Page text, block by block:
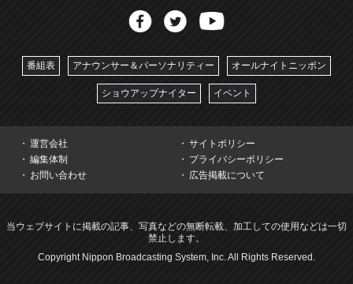
番組表 アナウンサー＆パーソナリティー オールナイトニッポン
ショウアップナイター イベント
運営会社
サイトポリシー
編集体制
プライバシーポリシー
お問い合わせ
広告掲載について
当ウェブサイトに掲載の記事、写真などの無断転載、加工しての使用などは一切
禁止します。
Copyright Nippon Broadcasting System, Inc. All Rights Reserved.